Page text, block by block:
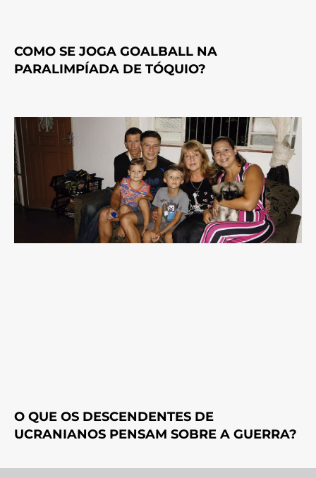
COMO SE JOGA GOALBALL NA
PARALIMPÍADA DE TÓQUIO?
O QUE OS DESCENDENTES DE
UCRANIANOS PENSAM SOBRE A GUERRA?